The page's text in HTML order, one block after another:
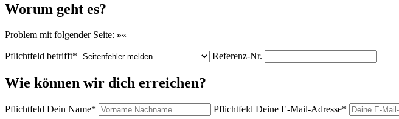
Worum geht es?
Problem mit folgender Seite: »«
Pflichtfeld betrifft* Referenz-Nr.
Wie können wir dich erreichen?
Pflichtfeld Dein Name* Pflichtfeld Deine E-Mail-Adresse*